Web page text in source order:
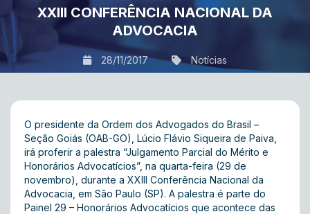
XXIII CONFERÊNCIA NACIONAL DA
ADVOCACIA
28/11/2017 Notícias
O presidente da Ordem dos Advogados do Brasil –
Seção Goiás (OAB-GO), Lúcio Flávio Siqueira de Paiva,
irá proferir a palestra “Julgamento Parcial do Mérito e
Honorários Advocatícios”, na quarta-feira (29 de
novembro), durante a XXIII Conferência Nacional da
Advocacia, em São Paulo (SP). A palestra é parte do
Painel 29 – Honorários Advocatícios que acontece das